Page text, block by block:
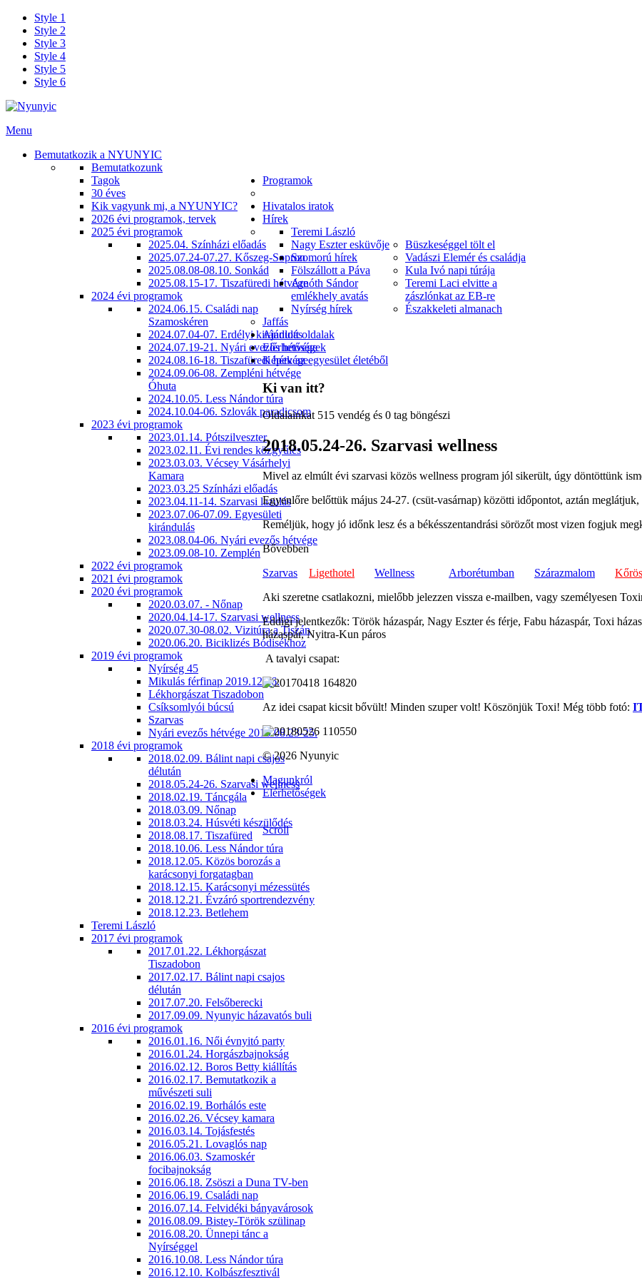
Style 1
Style 2
Style 3
Style 4
Style 5
Style 6
Menu
Bemutatkozik a NYUNYIC
Bemutatkozunk
Tagok
30 éves
Kik vagyunk mi, a NYUNYIC?
Programok
2026 évi programok, tervek
2025 évi programok
2025.04. Színházi előadás
2025.07.24-07.27. Kőszeg-Sopron
2025.08.08-08.10. Sonkád
2025.08.15-17. Tiszafüredi hétvége
2024 évi programok
2024.06.15. Családi nap
Szamoskéren
2024.07.04-07. Erdélyi kirándulás
2024.07.19-21. Nyári evezős hétvége
2024.08.16-18. Tiszafüredi hétvége
2024.09.06-08. Zempléni hétvége
Óhuta
2024.10.05. Less Nándor túra
2024.10.04-06. Szlovák paradicsom
2023 évi programok
2023.01.14. Pótszilveszter
2023.02.11. Évi rendes közgyűlés
2023.03.03. Vécsey Vásárhelyi
Kamara
2023.03.25 Színházi előadás
2023.04.11-14. Szarvasi lazulás
2023.07.06-07.09. Egyesületi
kirándulás
2023.08.04-06. Nyári evezős hétvége
2023.09.08-10. Zemplén
2022 évi programok
2021 évi programok
2020 évi programok
2020.03.07. - Nőnap
2020.04.14-17. Szarvasi wellness
2020.07.30-08.02. Vizitúra a Tiszán
2020.06.20. Biciklizés Bódisékhoz
2019 évi programok
Nyírség 45
Mikulás férfinap 2019.12.06.
Lékhorgászat Tiszadobon
Csíksomlyói búcsú
Szarvas
Nyári evezős hétvége 2019.08.23-25.
2018 évi programok
2018.02.09. Bálint napi csajos
délután
2018.05.24-26. Szarvasi wellness
2018.02.19. Táncgála
2018.03.09. Nőnap
2018.03.24. Húsvéti készülődés
2018.08.17. Tiszafüred
2018.10.06. Less Nándor túra
2018.12.05. Közös borozás a
karácsonyi forgatagban
2018.12.15. Karácsonyi mézessütés
2018.12.21. Évzáró sportrendezvény
2018.12.23. Betlehem
Teremi László
2017 évi programok
2017.01.22. Lékhorgászat
Tiszadobon
2017.02.17. Bálint napi csajos
délután
2017.07.20. Felsőberecki
2017.09.09. Nyunyic házavatós buli
2016 évi programok
2016.01.16. Női évnyitó party
2016.01.24. Horgászbajnokság
2016.02.12. Boros Betty kiállítás
2016.02.17. Bemutatkozik a
művészeti suli
2016.02.19. Borhálós este
2016.02.26. Vécsey kamara
2016.03.14. Tojásfestés
2016.05.21. Lovaglós nap
2016.06.03. Szamoskér
focibajnokság
2016.06.18. Zsöszi a Duna TV-ben
2016.06.19. Családi nap
2016.07.14. Felvidéki bányavárosok
2016.08.09. Bistey-Török szülinap
2016.08.20. Ünnepi tánc a
Nyírséggel
2016.10.08. Less Nándor túra
2016.12.10. Kolbászfesztivál
Hivatalos iratok
Hírek
Teremi László
Nagy Eszter esküvője
Szomorú hírek
Fölszállott a Páva
Arnóth Sándor
emlékhely avatás
Nyírség hírek
Büszkeséggel tölt el
Vadászi Elemér és családja
Kula Ivó napi túrája
Teremi Laci elvitte a
zászlónkat az EB-re
Északkeleti almanach
Jaffás
Ajánlott oldalak
Elérhetőségek
Képek az egyesület életéből
Ki van itt?
Oldalainkat 515 vendég és 0 tag böngészi
2018.05.24-26. Szarvasi wellness
Mivel az elmúlt évi szarvasi közös wellness program jól sikerült, úgy döntöttünk
Egyenlőre belőttük május 24-27. (csüt-vasárnap) közötti időpontot, aztán
Reméljük, hogy jó időnk lesz és a békésszentandrási sörözőt most vizen fogjuk
Bővebben
Szarvas
Ligethotel Wellness Arborétumban Szárazmalom
Aki szeretne csatlakozni, mielőbb jelezzen vissza e-mailben, vagy személyesen
Eddigi jelentkezők: Török házaspár, Nagy Eszter és férje, Fabu házaspár, Toxi
házaspár, Nyitra-Kun páros
A tavalyi csapat:
Az idei csapat kicsit bővült! Minden szuper volt! Köszönjük Toxi! Még több fotó:
© 2026 Nyunyic
Magunkról
Elérhetőségek
Scroll